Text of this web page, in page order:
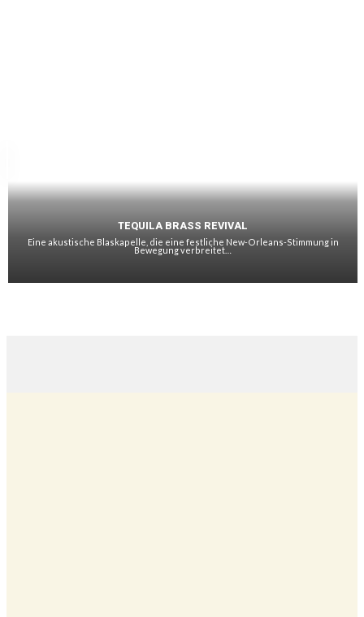
TEQUILA BRASS REVIVAL
Eine akustische Blaskapelle, die eine festliche New-Orleans-Stimmung in
Bewegung verbreitet…